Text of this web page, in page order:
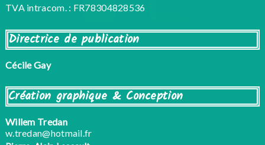
TVA intracom. : FR78304828536
Directrice de publication
Cécile Gay
Création graphique & Conception
Willem Tredan
w.tredan@hotmail.fr